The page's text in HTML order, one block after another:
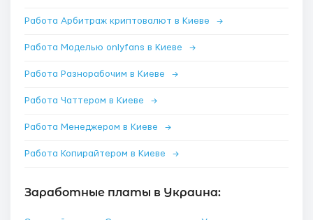
Работа Арбитраж криптовалют в Киеве →
Работа Моделью onlyfans в Киеве →
Работа Разнорабочим в Киеве →
Работа Чаттером в Киеве →
Работа Менеджером в Киеве →
Работа Копирайтером в Киеве →
Заработные платы в Украина: